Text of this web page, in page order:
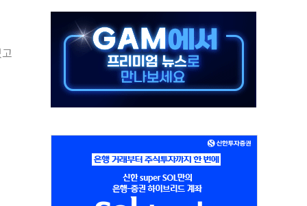
…野 "청년 우롱 기괴" vs 與 "송구한 해프닝"
2026'서 어린이 과학연극 2편 수상
스' 잠실점, 직장인 핫플레이스로 부상
율 완료…초고가·비거주 1주택 등 여론 수렴"